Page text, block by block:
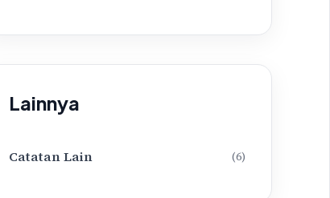
Lainnya
Catatan Lain (6)